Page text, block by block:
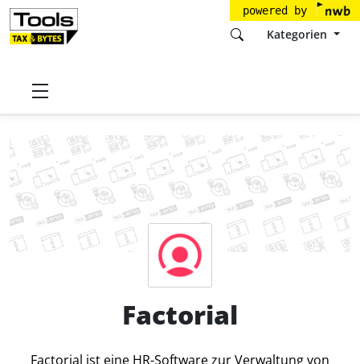
powered by
Kategorien
Startseite
Factorial
Factorial ist eine HR-Software zur Verwaltung von